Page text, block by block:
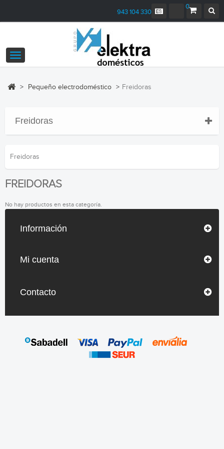
0
943 104 330
Navegación
Toggle
> Pequeño electrodoméstico > Freidoras
Freidoras
Freidoras
FREIDORAS
No hay productos en esta categoría.
Información
Mi cuenta
Contacto